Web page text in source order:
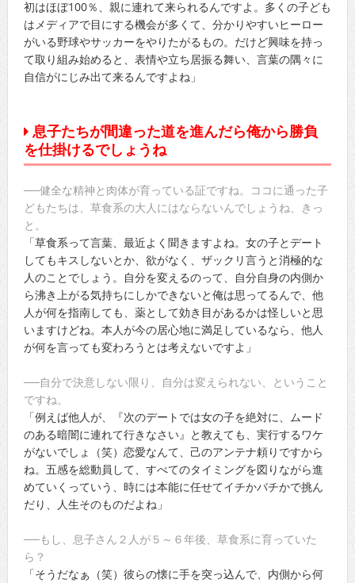
初はほぼ100％、親に連れて来られるんですよ。多くの子ども
はメディアで目にする機会が多くて、分かりやすいヒーロー
がいる野球やサッカーをやりたがるもの。だけど興味を持っ
て取り組み始めると、表情や立ち居振る舞い、言葉の隅々に
自信がにじみ出て来るんですよね」
息子たちが間違った道を進んだら俺から勝負
を仕掛けるでしょうね
──健全な精神と肉体が育っている証ですね。ココに通った子
どもたちは、草食系の大人にはならないんでしょうね、きっ
と。
「草食系って言葉、最近よく聞きますよね。女の子とデート
してもキスしないとか、欲がなく、ザックリ言うと消極的な
人のことでしょう。自分を変えるのって、自分自身の内側か
ら沸き上がる気持ちにしかできないと俺は思ってるんで、他
人が何を指南しても、薬として効き目があるかは怪しいと思
いますけどね。本人が今の居心地に満足しているなら、他人
が何を言っても変わろうとは考えないですよ」
──自分で決意しない限り、自分は変えられない、ということ
ですね。
「例えば他人が、『次のデートでは女の子を絶対に、ムード
のある暗闇に連れて行きなさい』と教えても、実行するワケ
がないでしょ（笑）恋愛なんて、己のアンテナ頼りですから
ね。五感を総動員して、すべてのタイミングを図りながら進
めていくっていう、時には本能に任せてイチかバチかで挑ん
だり、人生そのものだよね」
──もし、息子さん２人が５～６年後、草食系に育っていた
ら？
「そうだなぁ（笑）彼らの懐に手を突っ込んで、内側から何